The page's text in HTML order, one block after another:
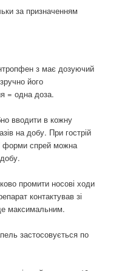
за призначенням
з має дозуючий
його
= одна доза.
вводити в кожну
на добу. При гострій
форми спрей можна
промити носові ходи
контактував зі
максимальним.
застосовується по